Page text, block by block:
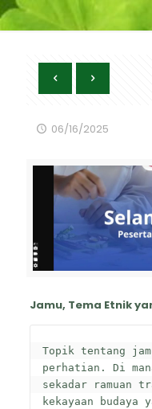
06/16/2025
Jamu, Tema Etnik
Topik tentang
perhatian. Di
sekadar ramuan
kekayaan budaya